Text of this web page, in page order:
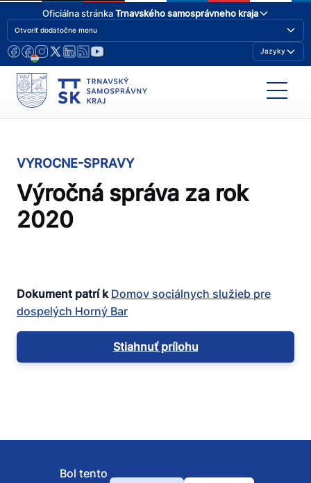
Oficiálna stránkaTrnavského samosprávneho kraja
Otvoriť dodatočne menu
Jazyky
VYROCNE-SPRAVY
Výročná správa za rok
2020
Dokument patrí k Domov sociálnych služieb pre
dospelých Horný Bar
Stiahnuť prílohu
Bol tento